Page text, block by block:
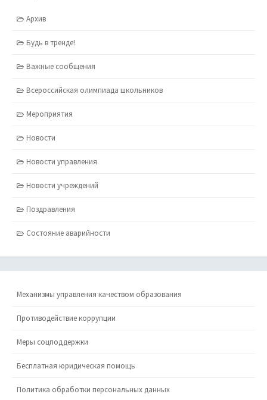
Архив
Будь в тренде!
Важные сообщения
Всероссийская олимпиада школьников
Мероприятия
Новости
Новости управления
Новости учреждений
Поздравления
Состояние аварийности
Механизмы управления качеством образования
Противодействие коррупции
Меры соцподдержки
Бесплатная юридическая помощь
Политика обработки персональных данных